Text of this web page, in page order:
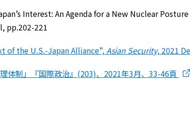
Interest: An Agenda for a New Nuclear
pp.202-221
of the U.S.-Japan Alliance”,Asian Security, 2021
体制」『国際政治』(203)、2021年3月、33-46頁